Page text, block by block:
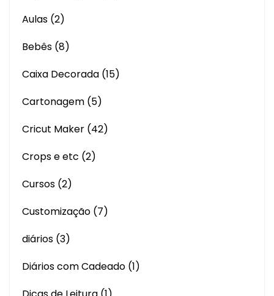
Aulas (2)
Bebês (8)
Caixa Decorada (15)
Cartonagem (5)
Cricut Maker (42)
Crops e etc (2)
Cursos (2)
Customização (7)
diários (3)
Diários com Cadeado (1)